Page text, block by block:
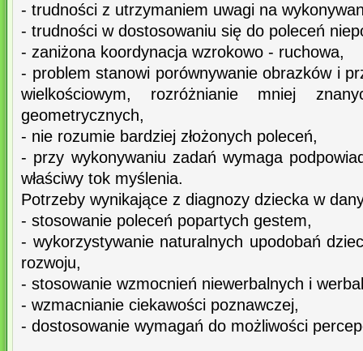
- trudności z utrzymaniem uwagi na
- trudności w dostosowaniu się do poleceń
- zaniżona koordynacja wzrokowo - ruchowa,
- problem stanowi porównywanie obrazków i
wielkościowym, rozróżnianie mniej
geometrycznych,
- nie rozumie bardziej złożonych poleceń,
- przy wykonywaniu zadań wymaga
właściwy tok myślenia.
Potrzeby wynikające z diagnozy dziecka w
- stosowanie poleceń popartych gestem,
- wykorzystywanie naturalnych upodobań
rozwoju,
- stosowanie wzmocnień niewerbalnych i
- wzmacnianie ciekawości poznawczej,
- dostosowanie wymagań do możliwości